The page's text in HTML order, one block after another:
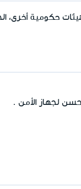
حكومية أخرى،